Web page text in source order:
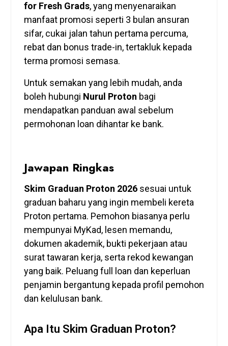
for Fresh Grads, yang menyenaraikan
manfaat promosi seperti 3 bulan ansuran
sifar, cukai jalan tahun pertama percuma,
rebat dan bonus trade-in, tertakluk kepada
terma promosi semasa.
Untuk semakan yang lebih mudah, anda
boleh hubungi Nurul Proton bagi
mendapatkan panduan awal sebelum
permohonan loan dihantar ke bank.
Jawapan Ringkas
Skim Graduan Proton 2026sesuai untuk
graduan baharu yang ingin membeli kereta
Proton pertama. Pemohon biasanya perlu
mempunyai MyKad, lesen memandu,
dokumen akademik, bukti pekerjaan atau
surat tawaran kerja, serta rekod kewangan
yang baik. Peluang full loan dan keperluan
penjamin bergantung kepada profil pemohon
dan kelulusan bank.
Apa Itu Skim Graduan Proton?